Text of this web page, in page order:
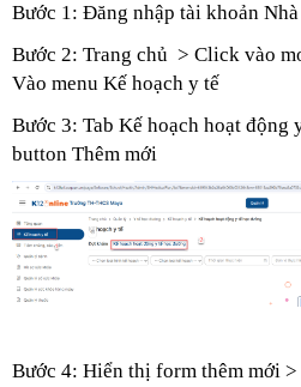
Bước 1: Đăng nhập tài khoản
Bước 2: Trang chủ > Click vào
Vào menu Kế hoạch y tế
Bước 3: Tab Kế hoạch hoạt động
button Thêm mới
Bước 4: Hiển thị form thêm mới